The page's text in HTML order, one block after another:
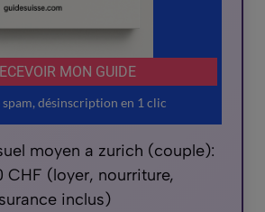
moyen a zurich (couple):
CHF (loyer, nourriture,
inclus)